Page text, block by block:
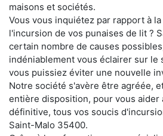
maisons et sociétés.
Vous vous inquiétez par rapport à
l'incursion de vos punaises de lit ?
certain nombre de causes
indéniablement vous éclairer sur le
vous puissiez éviter une nouvelle
Notre société s'avère être agréée,
entière disposition, pour vous aider
définitive, tous vos soucis
Saint-Malo 35400.